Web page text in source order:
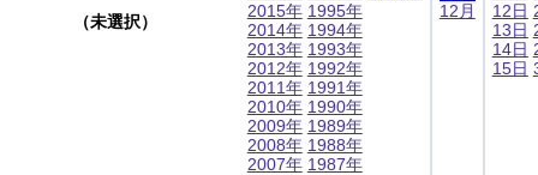
（未選択）
2015年
2014年
2013年
2012年
2011年
2010年
2009年
2008年
2007年
1995年
1994年
1993年
1992年
1991年
1990年
1989年
1988年
1987年
12月
12日
13日
14日
15日